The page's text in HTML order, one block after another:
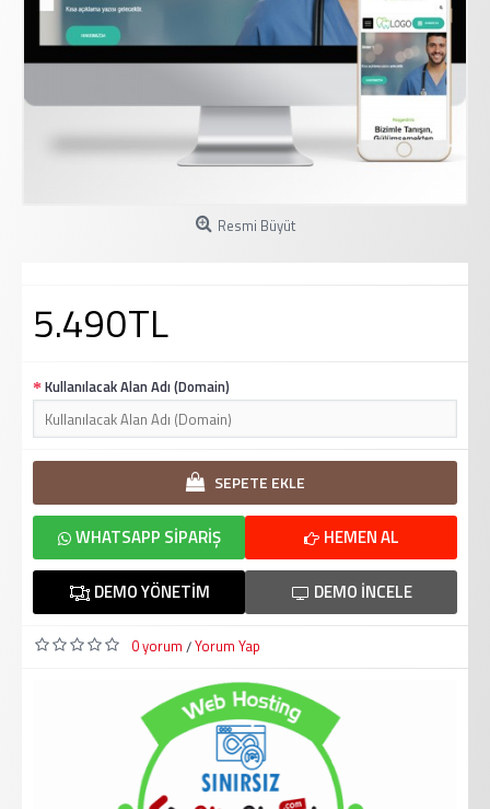
Resmi Büyüt
5.490TL
Kullanılacak Alan Adı (Domain)
SEPETE EKLE
HEMEN AL
WHATSAPP SIPARIŞ
DEMO İNCELE
DEMO YÖNETIM
0 yorum /Yorum Yap